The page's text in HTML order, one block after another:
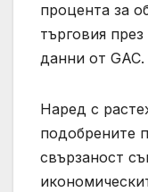
процента за
търговия
данни от GAC.
Наред с
подобрените
свързаност